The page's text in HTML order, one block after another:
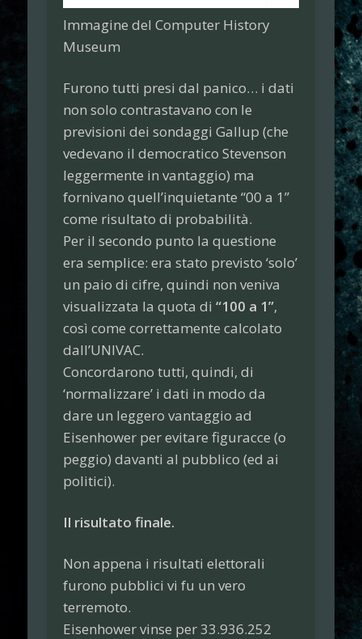
Immagine del Computer History
Museum
Furono tutti presi dal panico… i dati
non solo contrastavano con le
previsioni dei sondaggi Gallup (che
vedevano il democratico Stevenson
leggermente in vantaggio) ma
fornivano quell’inquietante “00 a 1”
come risultato di probabilità.
Per il secondo punto la questione
era semplice: era stato previsto ‘solo’
un paio di cifre, quindi non veniva
visualizzata la quota di“100 a 1”,
così come correttamente calcolato
dall’UNIVAC.
Concordarono tutti, quindi, di
‘normalizzare’ i dati in modo da
dare un leggero vantaggio ad
Eisenhower per evitare figuracce (o
peggio) davanti al pubblico (ed ai
politici).
Il risultato finale.
Non appena i risultati elettorali
furono pubblici vi fu un vero
terremoto.
Eisenhower vinse per 33.936.252